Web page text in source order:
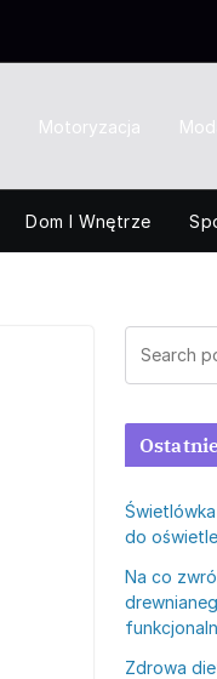
Motoryzacja
Dom I Wnętrze
do
Na co
Zdrowa